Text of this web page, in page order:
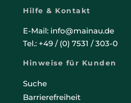
Hilfe & Kontakt
E-Mail: info@mainau.de
Tel.: +49 / (0) 7531 / 303-0
Hinweise für Kunden
Suche
Barrierefreiheit